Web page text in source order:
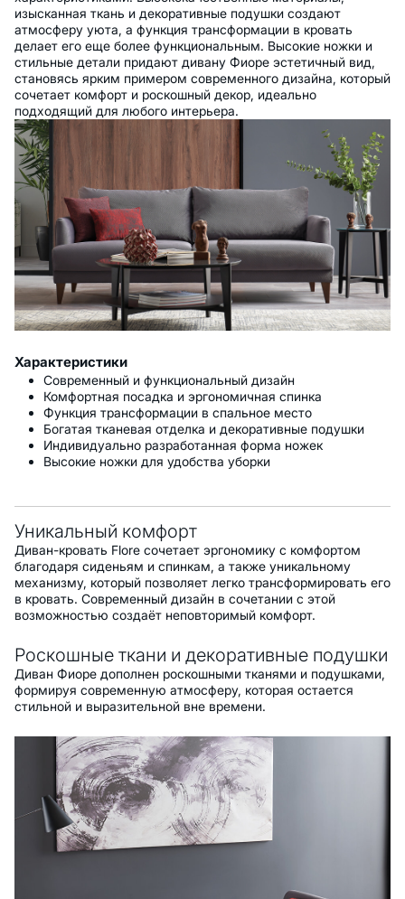
изысканная ткань и декоративные подушки создают
атмосферу уюта, а функция трансформации в кровать
делает его еще более функциональным. Высокие ножки и
стильные детали придают дивану Фиоре эстетичный вид,
становясь ярким примером современного дизайна, который
сочетает комфорт и роскошный декор, идеально
подходящий для любого интерьера.
Характеристики
Современный и функциональный дизайн
Комфортная посадка и эргономичная спинка
Функция трансформации в спальное место
Богатая тканевая отделка и декоративные подушки
Индивидуально разработанная форма ножек
Высокие ножки для удобства уборки
Уникальный комфорт
Диван-кровать Flore сочетает эргономику с комфортом
благодаря сиденьям и спинкам, а также уникальному
механизму, который позволяет легко трансформировать его
в кровать. Современный дизайн в сочетании с этой
возможностью создаёт неповторимый комфорт.
Роскошные ткани и декоративные подушки
Диван Фиоре дополнен роскошными тканями и подушками,
формируя современную атмосферу, которая остается
стильной и выразительной вне времени.